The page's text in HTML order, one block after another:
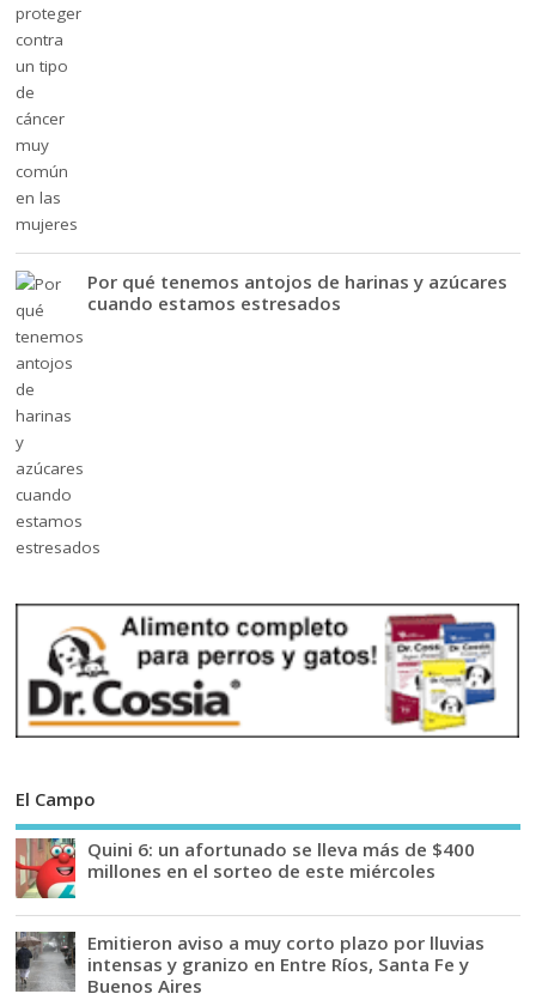
Por qué tenemos antojos de harinas y azúcares
cuando estamos estresados
El Campo
Quini 6: un afortunado se lleva más de $400
millones en el sorteo de este miércoles
Emitieron aviso a muy corto plazo por lluvias
intensas y granizo en Entre Ríos, Santa Fe y
Buenos Aires